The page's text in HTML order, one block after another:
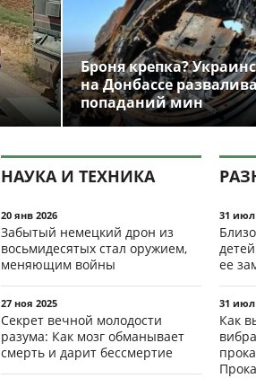
Броня крепка?
на Донбассе
попаданий мин
НАУКА И ТЕХНИКА
20 янв 2026
Забытый немецкий дрон из
восьмидесятых стал оружием,
меняющим войны
27 ноя 2025
Секрет вечной молодости
разума: Как мозг обманывает
смерть и дарит бессмертие
31 июл
ее
31 июл
Как